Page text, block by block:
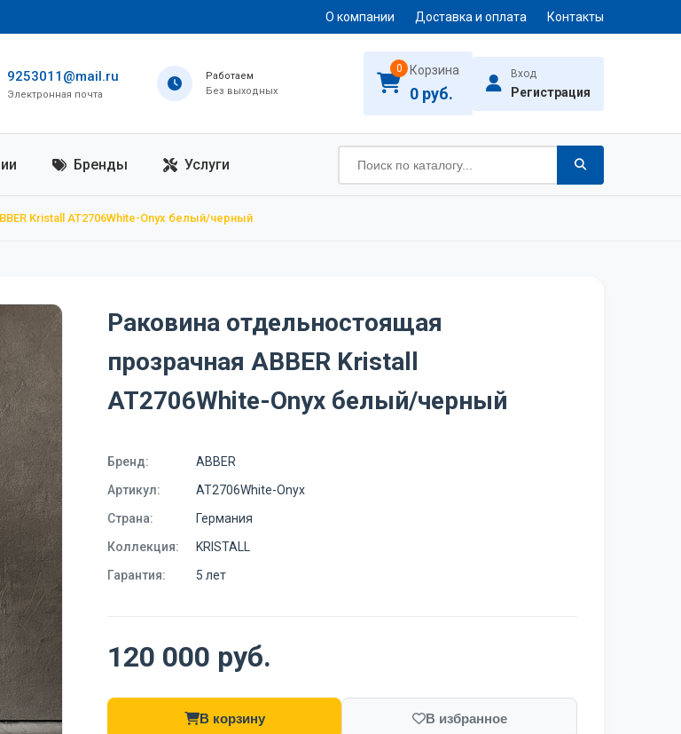
О компании Доставка и оплата Контакты
9253011@mail.ru
Электронная почта
Работаем
Без выходных
0 Корзина
0 руб.
Вход
Регистрация
Бренды Услуги
Kristall AT2706White-Onyx белый/черный
Раковина отдельностоящая
прозрачная ABBER Kristall
AT2706White-Onyx белый/черный
Бренд:
ABBER
Артикул:
AT2706White-Onyx
Страна:
Германия
Коллекция:
KRISTALL
Гарантия:
5 лет
120 000 руб.
В корзину В избранное